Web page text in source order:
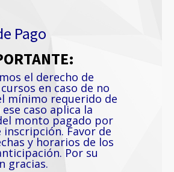
Pago
el derecho de
en caso de no
mínimo requerido de
caso aplica la
monto pagado por
Favor de
y horarios de los
Por su
gracias.